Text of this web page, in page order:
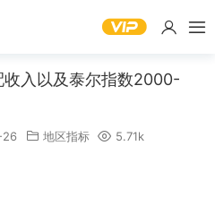
入以及泰尔指数2000-
26 地区指标 5.71k